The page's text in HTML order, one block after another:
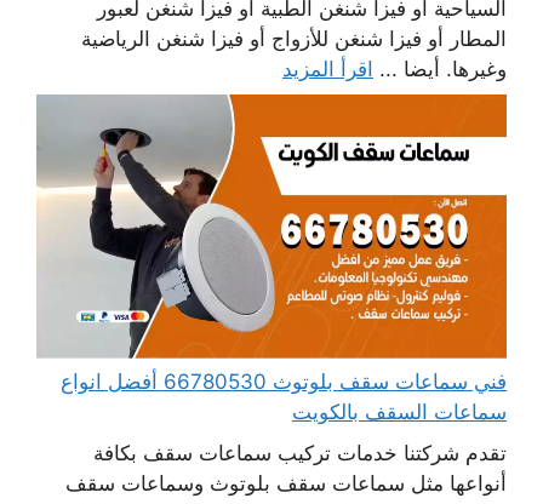
السياحية أو فيزا شنغن الطبية أو فيزا شنغن لعبور
المطار أو فيزا شنغن للأزواج أو فيزا شنغن الرياضية
وغيرها. أيضا ... اقرأ المزيد
فني سماعات سقف بلوتوث 66780530 أفضل انواع
سماعات السقف بالكويت
تقدم شركتنا خدمات تركيب سماعات سقف بكافة
أنواعها مثل سماعات سقف بلوتوث وسماعات سقف